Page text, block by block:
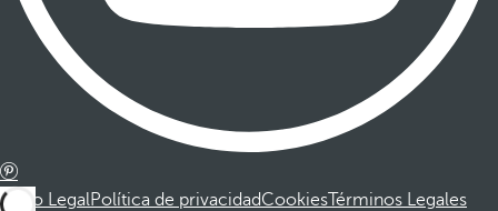
Aviso LegalPolítica de privacidadCookiesTérminos Legales